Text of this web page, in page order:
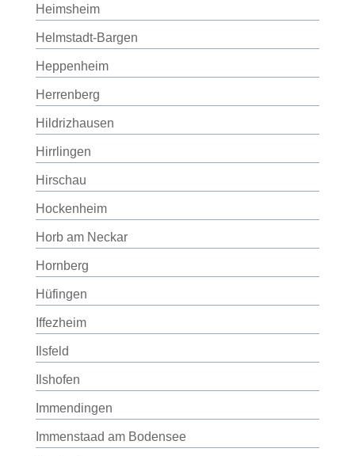
Heimsheim
Helmstadt-Bargen
Heppenheim
Herrenberg
Hildrizhausen
Hirrlingen
Hirschau
Hockenheim
Horb am Neckar
Hornberg
Hüfingen
Iffezheim
Ilsfeld
Ilshofen
Immendingen
Immenstaad am Bodensee